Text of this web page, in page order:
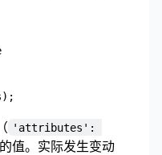
'attributes':
值。实际发生变动